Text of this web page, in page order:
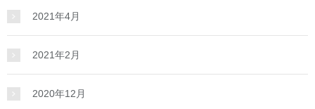
2021年4月
2021年2月
2020年12月